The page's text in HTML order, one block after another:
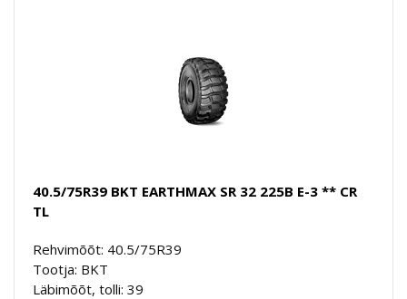
40.5/75R39 BKT EARTHMAX SR 32 225B E-3 ** CR
TL
Rehvimõõt: 40.5/75R39
Tootja: BKT
Läbimõõt, tolli: 39